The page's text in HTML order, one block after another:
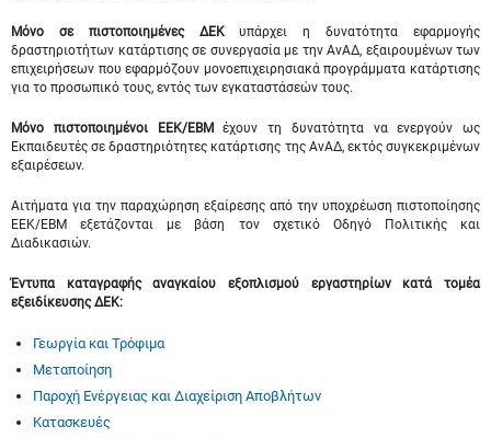
Μόνο σε πιστοποιημένες ΔΕΚυπάρχει η δυνατότητα εφαρμογής
δραστηριοτήτων κατάρτισης σε συνεργασία με την ΑνΑΔ, εξαιρουμένων των
επιχειρήσεων που εφαρμόζουν μονοεπιχειρησιακά προγράμματα κατάρτισης
για το προσωπικό τους, εντός των εγκαταστάσεών τους.
Μόνο πιστοποιημένοι ΕΕΚ/ΕΒΜ έχουν τη δυνατότητα να ενεργούν ως
Εκπαιδευτές σε δραστηριότητες κατάρτισης της ΑνΑΔ, εκτός συγκεκριμένων
εξαιρέσεων.
Αιτήματα για την παραχώρηση εξαίρεσης από την υποχρέωση πιστοποίησης
ΕΕΚ/ΕΒΜ εξετάζονται με βάση τον σχετικό Οδηγό Πολιτικής και
Διαδικασιών.
Έντυπα καταγραφής αναγκαίου εξοπλισμού εργαστηρίων κατά τομέα
εξειδίκευσης ΔΕΚ:
Γεωργία και Τρόφιμα
Μεταποίηση
Παροχή Ενέργειας και Διαχείριση Αποβλήτων
Κατασκευές